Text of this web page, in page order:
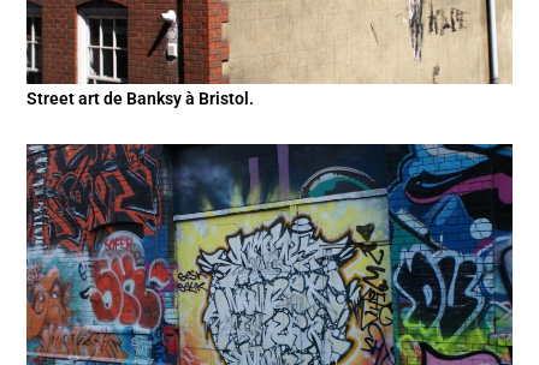
Street art de Banksy à Bristol.